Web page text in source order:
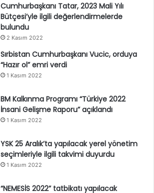
Cumhurbaşkanı Tatar, 2023 Mali Yılı
Bütçesi’yle ilgili değerlendirmelerde
bulundu
2 Kasım 2022
Sırbistan Cumhurbaşkanı Vucic, orduya
“Hazır ol” emri verdi
1 Kasım 2022
BM Kalkınma Programı “Türkiye 2022
İnsani Gelişme Raporu” açıklandı
1 Kasım 2022
YSK 25 Aralık’ta yapılacak yerel yönetim
seçimleriyle ilgili takvimi duyurdu
1 Kasım 2022
“NEMESİS 2022” tatbikatı yapılacak